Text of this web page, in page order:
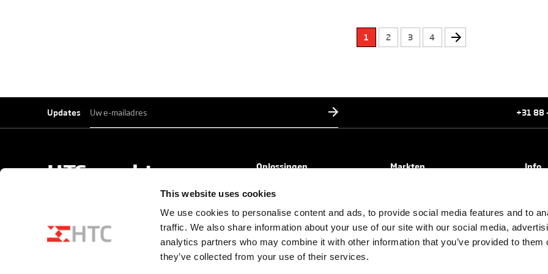
This website uses cookies
We use cookies to personalise content and ads, to provide social media features and to
traffic. We also share information about your use of our site with our social media,
analytics partners who may combine it with other information that you’ve provided to them
they’ve collected from your use of their services.
1 2 3 4
Updates
mailadres * +31 88
HTC maakt
voertuigentrees
mooier, beter en
veiliger.
Oplossingen
High security solutions
Architectural solutions
Mobile solutions
Markten
Overheid
Architecten
Info